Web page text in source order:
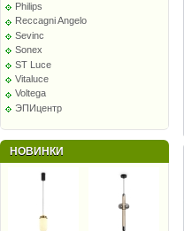
Philips
Reccagni Angelo
Sevinc
Sonex
ST Luce
Vitaluce
Voltega
ЭПИцентр
НОВИНКИ